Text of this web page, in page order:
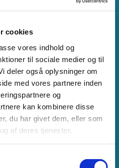
cookies
vores indhold og
til sociale medier og til
deler også oplysninger om
med vores partnere inden
og
kan kombinere disse
du har givet dem, eller som
af deres tjenester.
her